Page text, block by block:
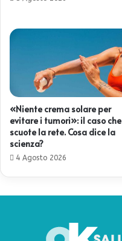
«Niente crema solare per
evitare i tumori»: il caso che
scuote la rete. Cosa dice la
scienza?
4 Agosto 2026